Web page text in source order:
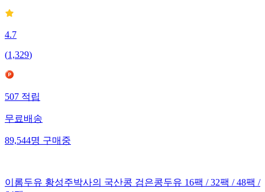
4.7
(1,329)
507적립
무료배송
89,544명구매중
이롬두유 황성주박사의 국산콩 검은콩두유 16팩 / 32팩 / 48팩 /